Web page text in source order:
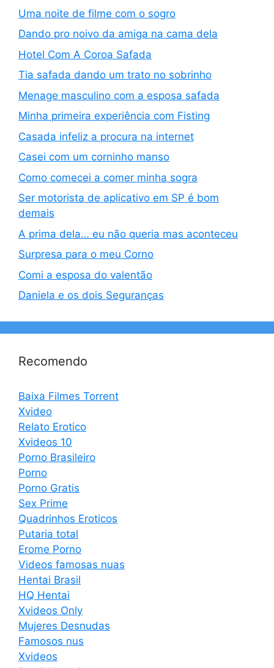
Uma noite de filme com o sogro
Dando pro noivo da amiga na cama dela
Hotel Com A Coroa Safada
Tia safada dando um trato no sobrinho
Menage masculino com a esposa safada
Minha primeira experiência com Fisting
Casada infeliz a procura na internet
Casei com um corninho manso
Como comecei a comer minha sogra
Ser motorista de aplicativo em SP é bom
demais
A prima dela… eu não queria mas aconteceu
Surpresa para o meu Corno
Comi a esposa do valentão
Daniela e os dois Seguranças
Recomendo
Baixa Filmes Torrent
Xvideo
Relato Erotico
Xvideos 10
Porno Brasileiro
Porno
Porno Gratis
Sex Prime
Quadrinhos Eroticos
Putaria total
Erome Porno
Videos famosas nuas
Hentai Brasil
HQ Hentai
Xvideos Only
Mujeres Desnudas
Famosos nus
Xvideos